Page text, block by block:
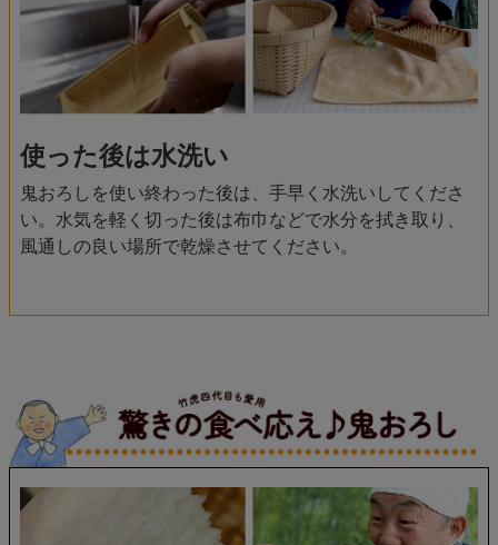
使った後は水洗い
鬼おろしを使い終わった後は、手早く水洗いしてくださ
い。水気を軽く切った後は布巾などで水分を拭き取り、
風通しの良い場所で乾燥させてください。